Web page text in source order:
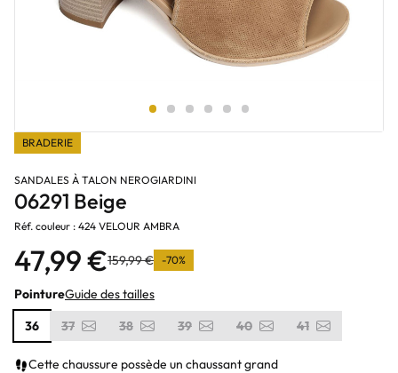
BRADERIE
SANDALES À TALON NEROGIARDINI
06291 Beige
Réf. couleur : 424 VELOUR AMBRA
47,99 €159,99 € -70%
PointureGuide des tailles
36
37 38 39 40 41
Cette chaussure possède un chaussant grand